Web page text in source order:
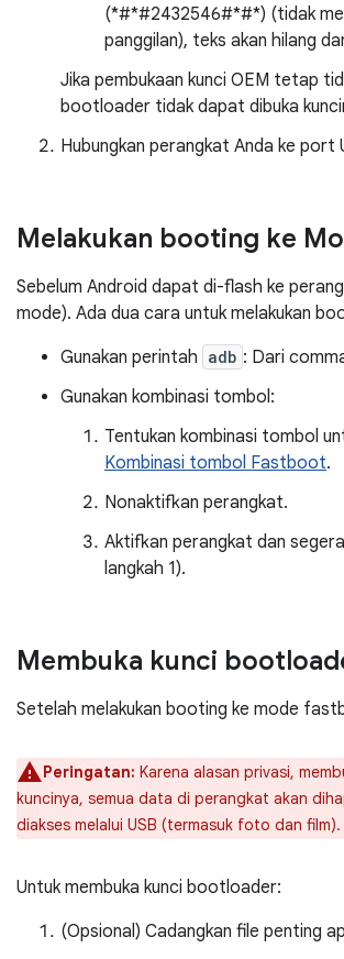
(*#*#2432546#*#*) (tidak
panggilan), teks akan hilang
Jika pembukaan kunci OEM tetap
bootloader tidak dapat dibuka
Hubungkan perangkat Anda ke port
Melakukan booting ke
Sebelum Android dapat di-flash ke
mode). Ada dua cara untuk melakukan
Gunakan perintah adb : Dari
Gunakan kombinasi tombol:
Tentukan kombinasi tombol
Kombinasi tombol Fastboot.
Nonaktifkan perangkat.
Aktifkan perangkat dan
langkah 1).
Membuka kunci
Setelah melakukan booting ke mode
Peringatan: Karena alasan privasi,
kuncinya, semua data di perangkat akan
diakses melalui USB (termasuk foto dan film).
Untuk membuka kunci bootloader:
(Opsional) Cadangkan file penting